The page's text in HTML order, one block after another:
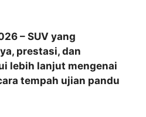
– SUV yang
prestasi, dan
lebih lanjut mengenai
tempah ujian pandu